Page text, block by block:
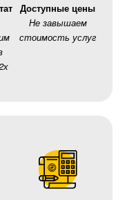
Доступные цены
Не завышаем
стоимость услуг